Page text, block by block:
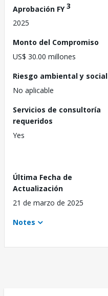
Aprobación FY3
2025
Monto del Compromiso
US$ 30.00 millones
Riesgo ambiental y social
No aplicable
Servicios de consultoría
requeridos
Yes
Última Fecha de
Actualización
21 de marzo de 2025
Notes